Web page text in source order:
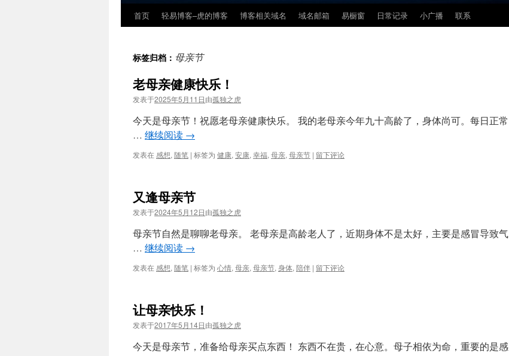
正
首页 轻易博客–虎的博客 博客相关域名 域名邮箱 易橱窗 日常记录 小广播 联系
标签归档： 母亲节
老母亲健康快乐！
发表于2025年5月11日由孤独之虎
今天是母亲节！祝愿老母亲健康快乐。 我的老母亲今年九十高龄了，身体尚可。每日正常
… 继续阅读 →
发表在感想, 随笔 | 标签为 健康, 安康, 幸福, 母亲, 母亲节 | 留下评论
又逢母亲节
发表于2024年5月12日由孤独之虎
母亲节自然是聊聊老母亲。 老母亲是高龄老人了，近期身体不是太好，主要是感冒导致气
… 继续阅读 →
发表在感想, 随笔 | 标签为 心情, 母亲, 母亲节, 身体, 陪伴 | 留下评论
让母亲快乐！
发表于2017年5月14日由孤独之虎
今天是母亲节，准备给母亲买点东西！ 东西不在贵，在心意。母子相依为命，重要的是感